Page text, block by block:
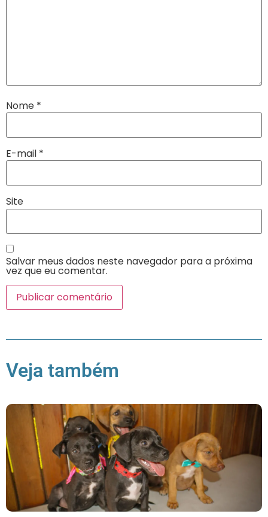
Nome *
E-mail *
Site
Salvar meus dados neste navegador para a próxima
vez que eu comentar.
Veja também